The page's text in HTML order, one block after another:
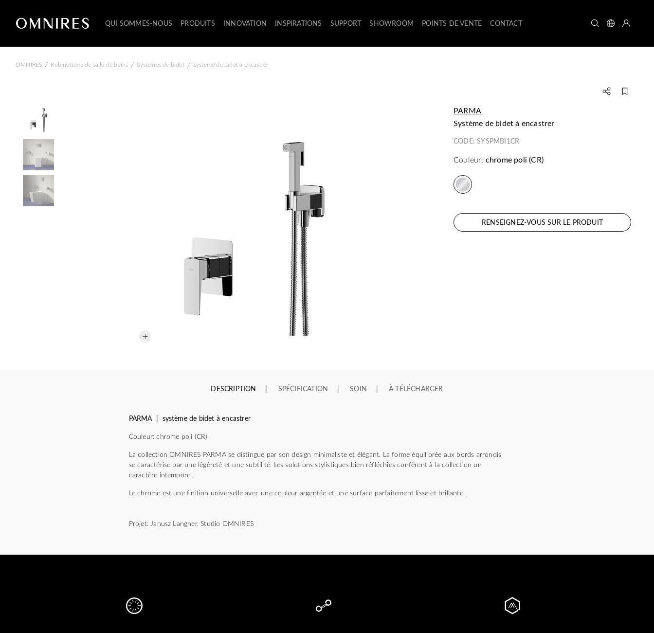
QUI SOMMES-NOUS PRODUITS INNOVATION INSPIRATIONS SUPPORT SHOWROOM POINTS DE VENTE CONTACT
OMNIRES / Robinetterie de salle de bains / Systèmes de bidet / Système de bidet à encastrer
PARMA
système de bidet à encastrer
CODE:SYSPMBI1CR
Couleur: chrome poli (CR)
RENSEIGNEZ-VOUS SUR LE PRODUIT
DESCRIPTION SPÉCIFICATION SOIN À TÉLÉCHARGER
PARMA | système de bidet à encastrer
Couleur: chrome poli (CR)
La collection OMNIRES PARMA se distingue par son design minimaliste et élégant. La forme équilibrée aux bords arrondis
se caractérise par une légèreté et une subtilité. Les solutions stylistiques bien réfléchies confèrent à la collection un
caractère intemporel.
Le chrome est une finition universelle avec une couleur argentée et une surface parfaitement lisse et brillante.
Projet: Janusz Langner, Studio OMNIRES